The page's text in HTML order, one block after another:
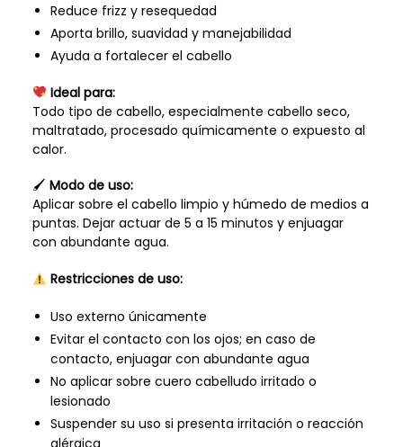
Reduce frizz y resequedad
Aporta brillo, suavidad y manejabilidad
Ayuda a fortalecer el cabello
Ideal para:
Todo tipo de cabello, especialmente cabello seco,
maltratado, procesado químicamente o expuesto al
calor.
🖌 Modo de uso:
Aplicar sobre el cabello limpio y húmedo de medios a
puntas. Dejar actuar de 5 a 15 minutos y enjuagar
con abundante agua.
Restricciones de uso:
Uso externo únicamente
Evitar el contacto con los ojos; en caso de
contacto, enjuagar con abundante agua
No aplicar sobre cuero cabelludo irritado o
lesionado
Suspender su uso si presenta irritación o reacción